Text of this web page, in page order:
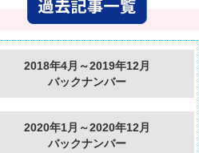
2018年4月～2019年12月
バックナンバー
2020年1月～2020年12月
バックナンバー